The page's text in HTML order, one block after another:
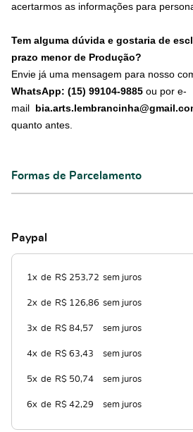
acertarmos as informações para
Tem alguma dúvida e gostaria de
prazo menor de Produção?
Envie já uma mensagem para nosso
WhatsApp: (15) 99104-9885 ou por e-
mail
quanto antes.
Formas de Parcelamento
Paypal
1x de R$ 253,72 sem juros
2x de R$ 126,86 sem juros
3x de R$ 84,57 sem juros
4x de R$ 63,43 sem juros
5x de R$ 50,74 sem juros
6x de R$ 42,29 sem juros